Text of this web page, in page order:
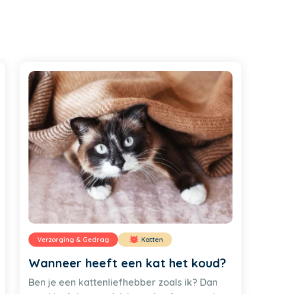
Verzorging & Gedrag Katten
Wanneer heeft een kat het koud?
Ben je een kattenliefhebber zoals ik? Dan